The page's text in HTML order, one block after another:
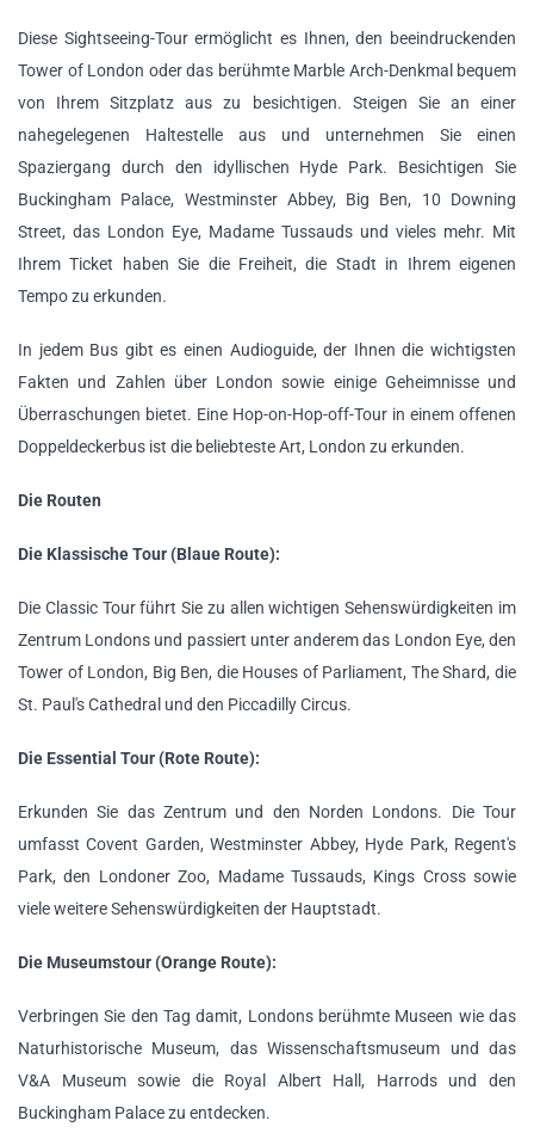
Diese Sightseeing-Tour ermöglicht es Ihnen, den beeindruckenden
Tower of London oder das berühmte Marble Arch-Denkmal bequem
von Ihrem Sitzplatz aus zu besichtigen. Steigen Sie an einer
nahegelegenen Haltestelle aus und unternehmen Sie einen
Spaziergang durch den idyllischen Hyde Park. Besichtigen Sie
Buckingham Palace, Westminster Abbey, Big Ben, 10 Downing
Street, das London Eye, Madame Tussauds und vieles mehr. Mit
Ihrem Ticket haben Sie die Freiheit, die Stadt in Ihrem eigenen
Tempo zu erkunden.
In jedem Bus gibt es einen Audioguide, der Ihnen die wichtigsten
Fakten und Zahlen über London sowie einige Geheimnisse und
Überraschungen bietet. Eine Hop-on-Hop-off-Tour in einem offenen
Doppeldeckerbus ist die beliebteste Art, London zu erkunden.
Die Routen
Die Klassische Tour (Blaue Route):
Die Classic Tour führt Sie zu allen wichtigen Sehenswürdigkeiten im
Zentrum Londons und passiert unter anderem das London Eye, den
Tower of London, Big Ben, die Houses of Parliament, The Shard, die
St. Paul's Cathedral und den Piccadilly Circus.
Die Essential Tour (Rote Route):
Erkunden Sie das Zentrum und den Norden Londons. Die Tour
umfasst Covent Garden, Westminster Abbey, Hyde Park, Regent's
Park, den Londoner Zoo, Madame Tussauds, Kings Cross sowie
viele weitere Sehenswürdigkeiten der Hauptstadt.
Die Museumstour (Orange Route):
Verbringen Sie den Tag damit, Londons berühmte Museen wie das
Naturhistorische Museum, das Wissenschaftsmuseum und das
V&A Museum sowie die Royal Albert Hall, Harrods und den
Buckingham Palace zu entdecken.